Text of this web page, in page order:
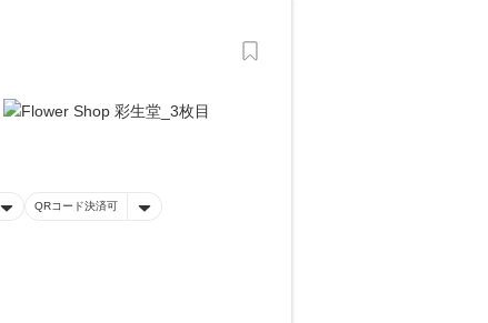
QRコード決済可